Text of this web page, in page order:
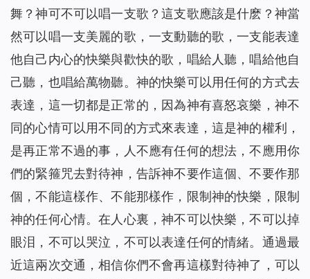
舞？神可不可以唱一支歌？這支歌應該是什麽？神當
然可以唱一支美麗的歌，一支動聽的歌，一支能表達
他自己内心的快樂與歡快的歌，唱給人聽，唱給他自
己聽，也唱給萬物聽。神的快樂可以用任何的方式去
表達，這一切都是正常的，因為神有喜怒哀樂，神不
同的心情可以用不同的方式來表達，這是神的權利，
是再正常不過的事，人不應有任何的想法，不應用你
們的緊箍咒去對待神，告訴神不要作這個、不要作那
個，不能這樣作、不能那樣作，限制神的快樂，限制
神的任何心情。在人心裏，神不可以快樂，不可以掉
眼泪，不可以哭泣，不可以表達任何的情緒。通過最
近這兩次交通，相信你們不會再這樣對待神了，可以